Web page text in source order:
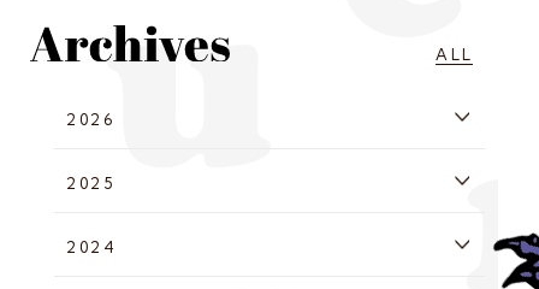
ALL
2026
2025
2024